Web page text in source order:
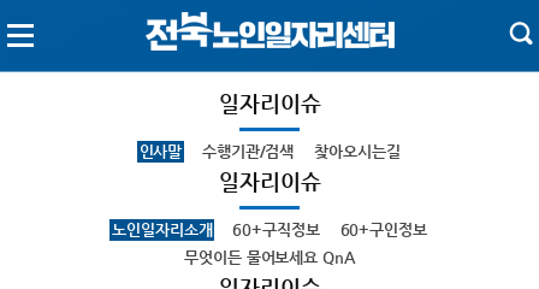
일자리이슈
인사말 수행기관/검색 찾아오시는길
일자리이슈
노인일자리소개 60+구직정보
60+구인정보
무엇이든 물어보세요 QnA